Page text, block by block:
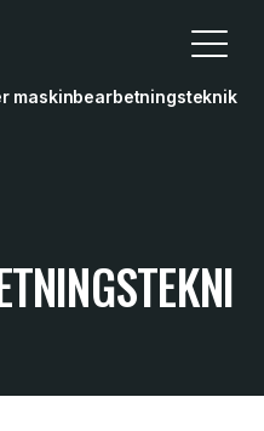
maskinbearbetningsteknik